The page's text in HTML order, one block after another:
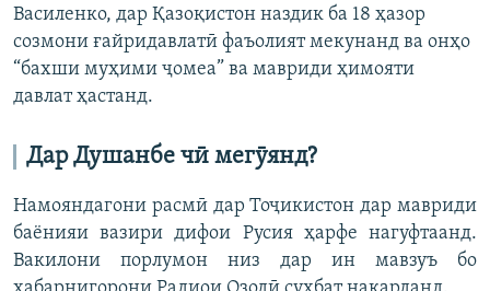
Василенко, дар Қазоқистон наздик ба 18 ҳазор
созмони ғайридавлатӣ фаъолият мекунанд ва онҳо
“бахши муҳими ҷомеа” ва мавриди ҳимояти
давлат ҳастанд.
Дар Душанбе чӣ мегӯянд?
Намояндагони расмӣ дар Тоҷикистон дар мавриди
баёнияи вазири дифои Русия ҳарфе нагуфтаанд.
Вакилони порлумон низ дар ин мавзуъ бо